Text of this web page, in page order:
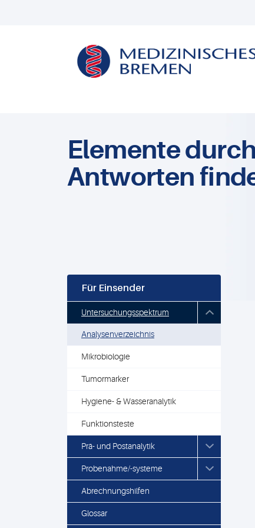
Elemente
Antworten
Für Einsender
Untersuchungsspektrum
Analysenverzeichnis
Mikrobiologie
Tumormarker
Hygiene- & Wasseranalytik
Funktionsteste
Prä- und Postanalytik
Probenahme/-systeme
Abrechnungshilfen
Glossar